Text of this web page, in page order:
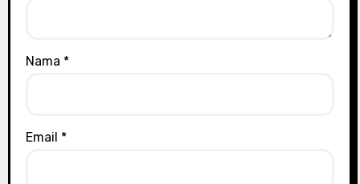
Nama *
Email *